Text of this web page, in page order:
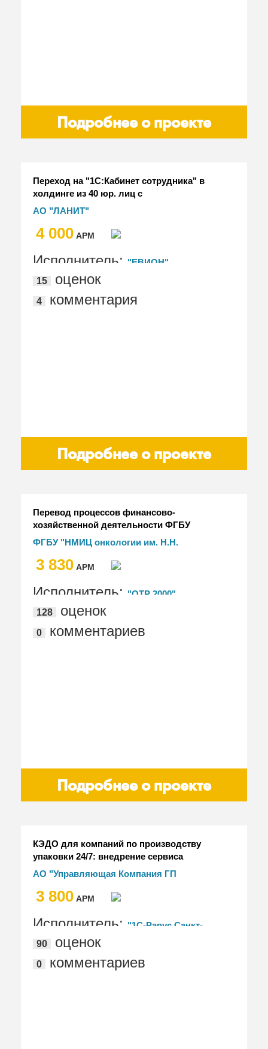
Подробнее о проекте
Переход на "1С:Кабинет сотрудника" в
холдинге из 40 юр. лиц с
распределенной структурой и
"1С:Производственная безопасность.
АО "ЛАНИТ"
4 000 АРМ
Исполнитель: "ЕВИОН"
15
оценок
4 комментария
Подробнее о проекте
Перевод процессов финансово-
хозяйственной деятельности ФГБУ
"НМИЦ онкологии им Н.Н. Блохина"
Минздрава России на платформу
"1С:Предприятие 8.3z"
ФГБУ "НМИЦ онкологии им. Н.Н.
3 830 АРМ
Исполнитель: "ОТР 2000"
128
оценок
0 комментариев
Подробнее о проекте
КЭДО для компаний по производству
упаковки 24/7: внедрение сервиса
"1С:Кабинет сотрудника" в ГП "Готэк"
АО "Управляющая Компания ГП
3 800 АРМ
Исполнитель: "1С-Рарус Санкт-
Петербург"
90 оценок
0 комментариев